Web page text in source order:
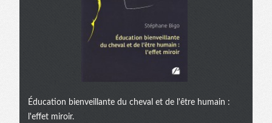
Éducation bienveillante du cheval et de l'être humain :
l'effet miroir.